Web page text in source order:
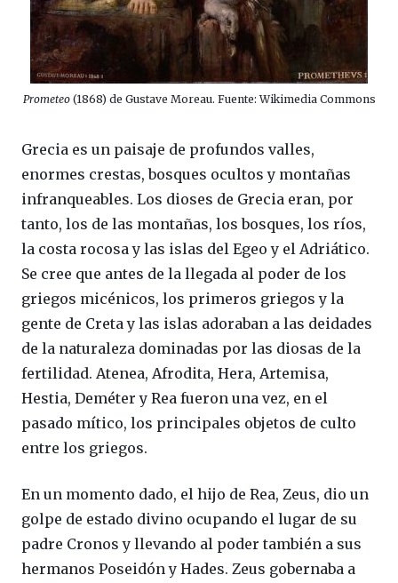
Prometeo(1868) de Gustave Moreau. Fuente: Wikimedia Commons
Grecia es un paisaje de profundos valles,
enormes crestas, bosques ocultos y montañas
infranqueables. Los dioses de Grecia eran, por
tanto, los de las montañas, los bosques, los ríos,
la costa rocosa y las islas del Egeo y el Adriático.
Se cree que antes de la llegada al poder de los
griegos micénicos, los primeros griegos y la
gente de Creta y las islas adoraban a las deidades
de la naturaleza dominadas por las diosas de la
fertilidad. Atenea, Afrodita, Hera, Artemisa,
Hestia, Deméter y Rea fueron una vez, en el
pasado mítico, los principales objetos de culto
entre los griegos.
En un momento dado, el hijo de Rea, Zeus, dio un
golpe de estado divino ocupando el lugar de su
padre Cronos y llevando al poder también a sus
hermanos Poseidón y Hades. Zeus gobernaba a